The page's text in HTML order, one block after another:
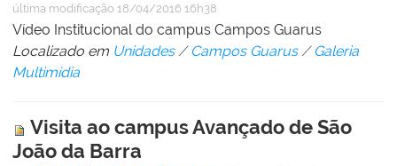
última modificação 18/04/2016 16h38
Vídeo Institucional do campus Campos Guarus
Localizado em Unidades / Campos Guarus / Galeria
Multimídia
Visita ao campus Avançado de São
João da Barra